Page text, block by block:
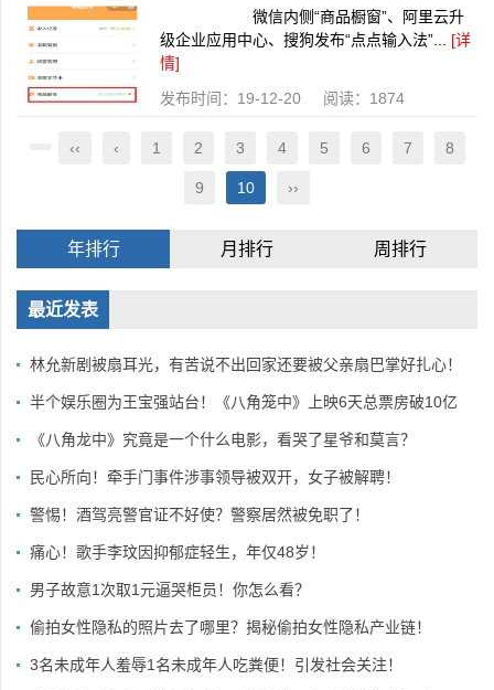
微信内侧“商品橱窗”、阿里云升
级企业应用中心、搜狗发布“点点输入法”... [详
情]
发布时间：19-12-20 阅读：1874
‹‹ ‹ 1 2 3 4 5 6 7 8
9 10 ››
年排行 月排行 周排行
最近发表
林允新剧被扇耳光，有苦说不出回家还要被父亲扇巴掌好扎心！
半个娱乐圈为王宝强站台！《八角笼中》上映6天总票房破10亿
《八角龙中》究竟是一个什么电影，看哭了星爷和莫言？
民心所向！牵手门事件涉事领导被双开，女子被解聘！
警惕！酒驾亮警官证不好使？警察居然被免职了！
痛心！歌手李玟因抑郁症轻生，年仅48岁！
男子故意1次取1元逼哭柜员！你怎么看？
偷拍女性隐私的照片去了哪里？揭秘偷拍女性隐私产业链！
3名未成年人羞辱1名未成年人吃粪便！引发社会关注！